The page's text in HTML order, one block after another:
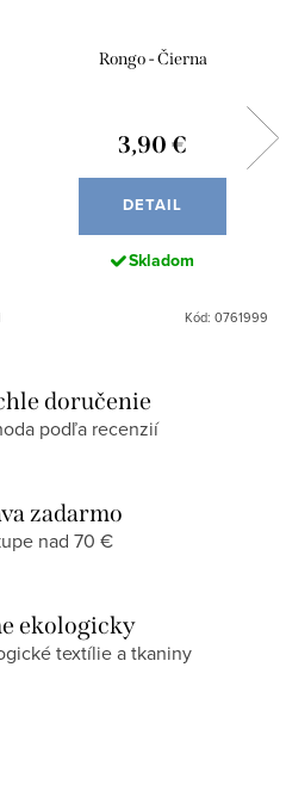
Rongo - Čierna
3,90 €
DETAIL
Skladom
Kód: 0761999
doručenie
podľa recenzií
zadarmo
nad 70 €
ekologicky
textílie a tkaniny